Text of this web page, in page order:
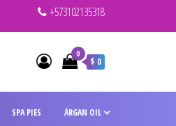
+573102135318
0
$ 0
SPA PIES ÁRGAN OIL